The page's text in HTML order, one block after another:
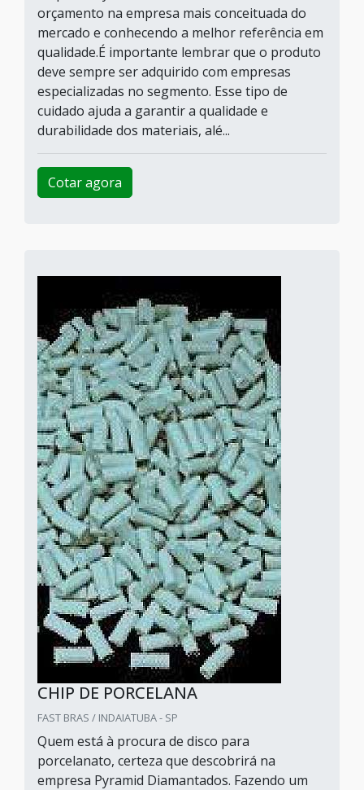
orçamento na empresa mais conceituada do
mercado e conhecendo a melhor referência em
qualidade.É importante lembrar que o produto
deve sempre ser adquirido com empresas
especializadas no segmento. Esse tipo de
cuidado ajuda a garantir a qualidade e
durabilidade dos materiais, alé...
Cotar agora
CHIP DE PORCELANA
FAST BRAS / INDAIATUBA - SP
Quem está à procura de disco para
porcelanato, certeza que descobrirá na
empresa Pyramid Diamantados. Fazendo um